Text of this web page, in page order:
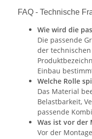
FAQ - Technische
Wie wird die
Die passende
der
Einbau
Welche Rolle
Das Material
Belastbarkeit,
passende
Was ist vor der
Vor der